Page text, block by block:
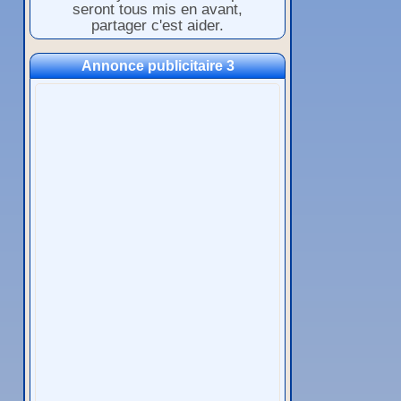
seront tous mis en avant,
partager c'est aider.
Annonce publicitaire 3